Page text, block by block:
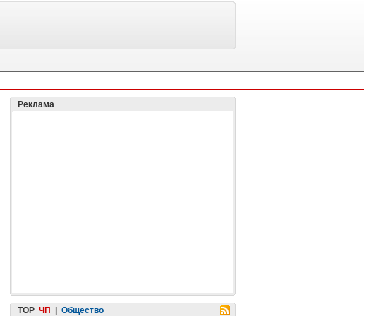
Реклама
TOP ЧП Общество